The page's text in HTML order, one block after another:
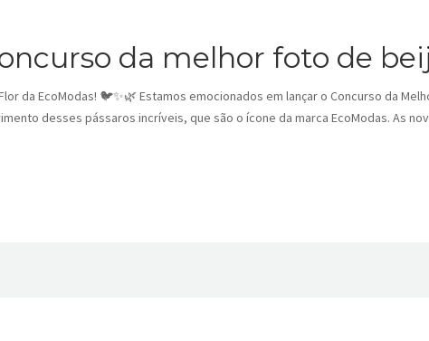
da melhor foto de
da EcoModas! 🐦✨🌿 Estamos emocionados em lançar o Concurso da
desses pássaros incríveis, que são o ícone da marca EcoModas. As